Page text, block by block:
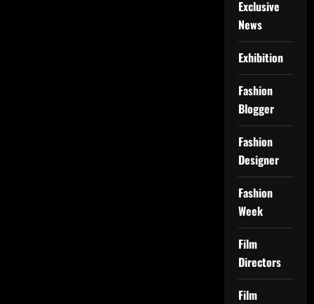
Exclusive
News
Exhibition
Fashion
Blogger
Fashion
Designer
Fashion
Week
Film
Directors
Film